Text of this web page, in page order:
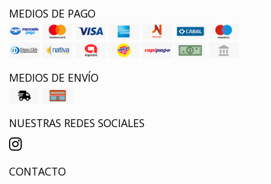
MEDIOS DE PAGO
MEDIOS DE ENVÍO
NUESTRAS REDES SOCIALES
CONTACTO